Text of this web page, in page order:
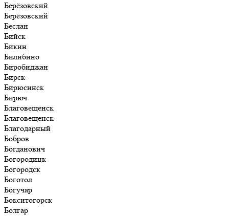
Берёзовский
Берёзовский
Беслан
Бийск
Бикин
Билибино
Биробиджан
Бирск
Бирюсинск
Бирюч
Благовещенск
Благовещенск
Благодарный
Бобров
Богданович
Богородицк
Богородск
Боготол
Богучар
Бокситогорск
Болгар